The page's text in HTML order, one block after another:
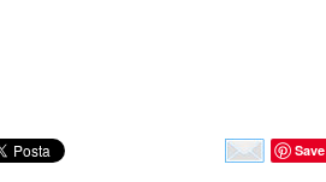
Save